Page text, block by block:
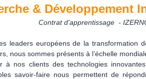
& Développement
Contrat d'apprentissage -
leaders européens de la
nous sommes présents à l’échelle
nos clients des technologies
savoir-faire nous permettent de